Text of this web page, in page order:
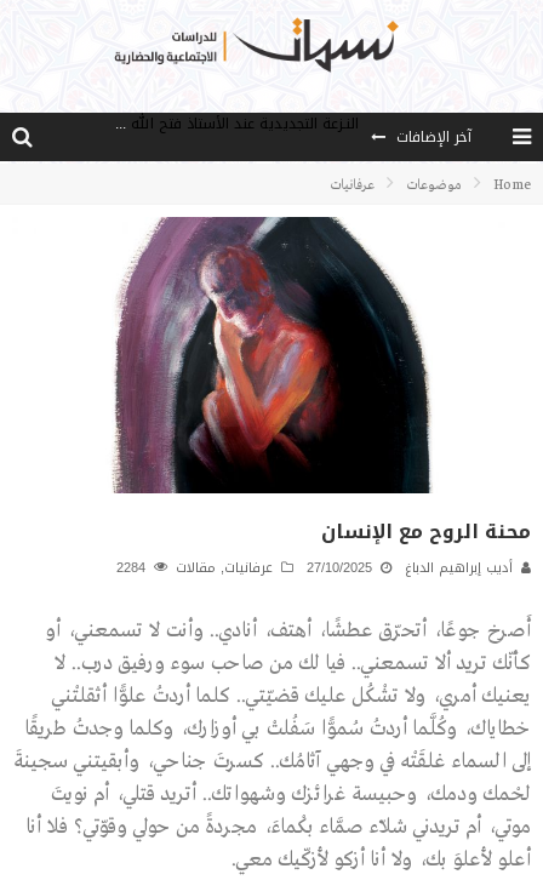
آخر الإضافات
من هو فتح الله كولن مؤسس حركة الخدمة؟
الأستاذ عالما عارفا حكيما
مصادر العلم وسببه
النـزعة التجديدية عند الأستاذ فتح الله كولن
Home موضوعات عرفانيات
محنة الروح مع الإنسان
أديب إبراهيم الدباغ 27/10/2025 عرفانيات, مقالات
أَصرخ جوعًا، أتحرّق عطشًا، أهتف، أنادي.. وأنت لا تسمعني، أو
كأنّك تريد ألا تسمعني.. فيا لك من صاحب سوء ورفيق درب.. لا
يعنيك أمري، ولا تشْكُل عليك قضيّتي.. كلما أردتُ علوًّا أثقلتْني
خطاياك، وكُلَّما أردتُ سُموًّا سَفُلتْ بي أوزارك، وكلما وجدتُ طريقًا
إلى السماء غلقَتْه في وجهي آثامُك.. كسرتَ جناحي، وأبقيتني سجينةَ
لحْمك ودمك، وحبيسة غرائزك وشهواتك.. أتريد قتلي، أم نويتَ
موتي، أم تريدني شلاّء صمَّاء بكْماءَ، مجردةً من حولي وقوّتي؟ فلا أنا
أعلو لأعلوَ بك، ولا أنا أزكو لأزكّيك معي.